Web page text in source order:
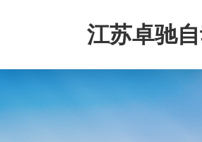
江苏卓驰